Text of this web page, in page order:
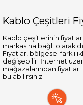
Kablo Çeşitleri
Kablo çeşitlerinin
markasına bağlı olarak
Fiyatlar, bölgesel
değişebilir. İnternet
mağazalarından
bulabilirsiniz.